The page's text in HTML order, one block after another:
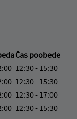
Čas poobede
12:30 - 15:30
12:30 - 15:30
12:30 - 17:00
12:30 - 15:30